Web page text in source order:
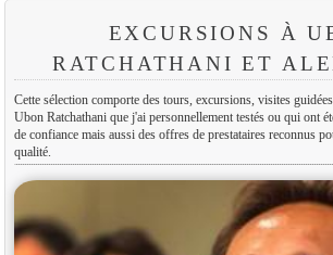
EXCURSIONS À
RATCHATHANI ET
Cette sélection comporte des tours, excursions, visites
Ubon Ratchathani que j'ai personnellement testés ou qui ont
de confiance mais aussi des offres de prestataires reconnus
qualité.